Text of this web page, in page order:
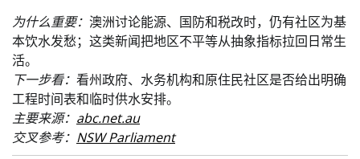
为什么重要： 澳洲讨论能源、国防和税改时，仍有社区为基
本饮水发愁；这类新闻把地区不平等从抽象指标拉回日常生
活。
下一步看： 看州政府、水务机构和原住民社区是否给出明确
工程时间表和临时供水安排。
主要来源： abc.net.au
交叉参考： NSW Parliament